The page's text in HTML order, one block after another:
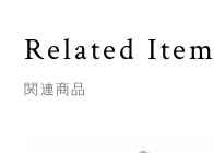
Related
関連商品